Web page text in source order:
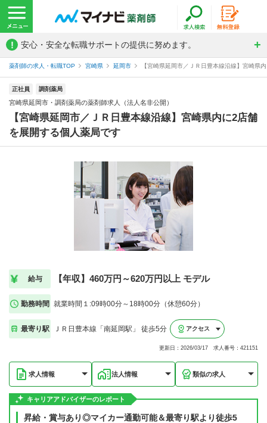
! 安心・安全な転職サポートの提供に努めます。
薬剤師の求人・転職TOP 宮崎県 延岡市 【宮崎県延岡市／ＪＲ日豊本線沿線】宮崎県
正社員 調剤薬局
宮崎県延岡市・調剤薬局の薬剤師求人（法人名非公開）
【宮崎県延岡市／ＪＲ日豊本線沿線】宮崎県内に2店舗
を展開する個人薬局です
給与 【年収】460万円～620万円以上 モデル
勤務時間 就業時間１:09時00分～18時00分（休憩60分）
最寄り駅 ＪＲ日豊本線「南延岡駅」 徒歩5分 アクセス
更新日：2026/03/17 求人番号：421151
求人情報 法人情報 類似の求人
キャリアアドバイザーのレポート
昇給・賞与あり◎マイカー通勤可能＆最寄り駅より徒歩5